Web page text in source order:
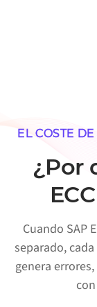
EL COSTE
¿Por
Cuando SAP
separado,
genera